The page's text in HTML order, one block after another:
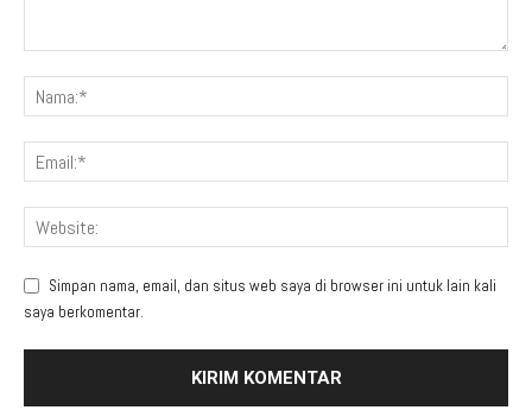
Simpan nama, email, dan situs web saya di browser ini untuk lain kali
saya berkomentar.